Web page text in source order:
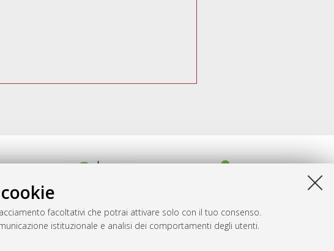
facoltativi che potrai attivare solo con il tuo consenso.
istituzionale e analisi dei comportamenti degli utenti.